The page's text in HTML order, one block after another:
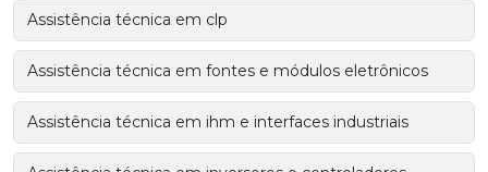
Assistência técnica em clp
Assistência técnica em fontes e módulos eletrônicos
Assistência técnica em ihm e interfaces industriais